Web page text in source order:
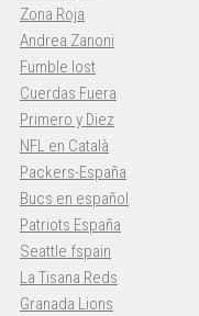
Zona Roja
Andrea Zanoni
Fumble lost
Cuerdas Fuera
Primero y Diez
NFL en Català
Packers-España
Bucs en español
Patriots España
Seattle fspain
La Tisana Reds
Granada Lions